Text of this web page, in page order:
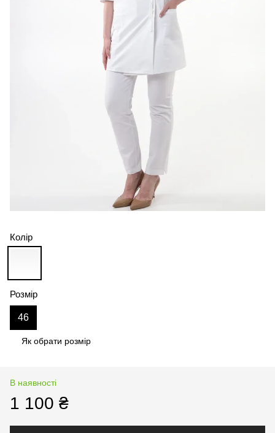
Колір
Розмір
46
Як обрати розмір
В наявності
1 100 ₴